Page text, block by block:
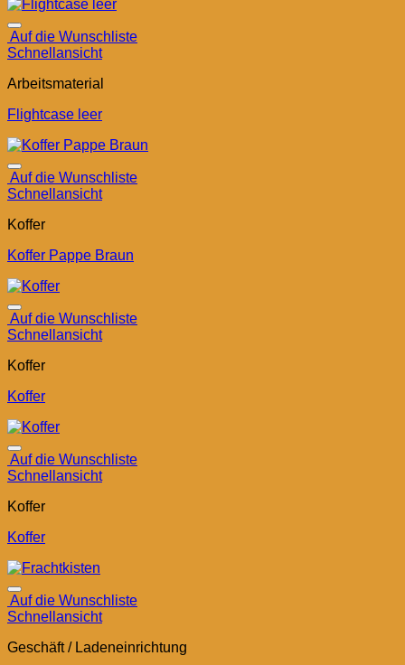
Auf die Wunschliste
Schnellansicht
Arbeitsmaterial
Flightcase leer
Auf die Wunschliste
Schnellansicht
Koffer
Koffer Pappe Braun
Auf die Wunschliste
Schnellansicht
Koffer
Koffer
Auf die Wunschliste
Schnellansicht
Koffer
Koffer
Auf die Wunschliste
Schnellansicht
Geschäft / Ladeneinrichtung